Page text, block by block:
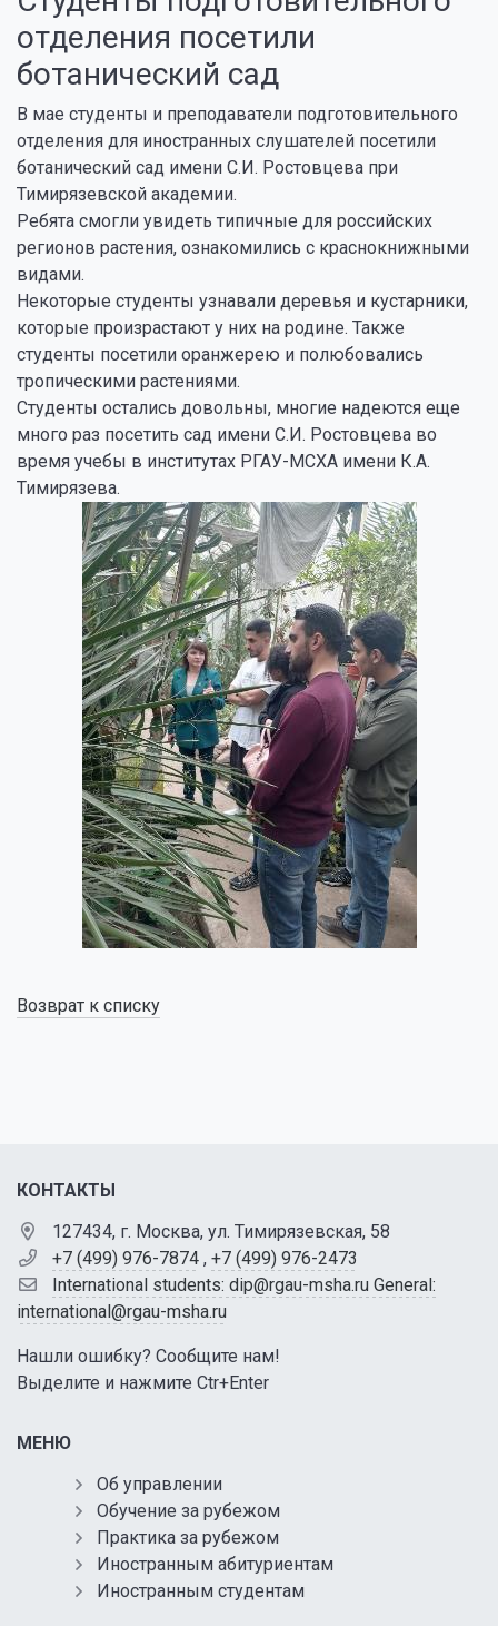
отделения посетили
ботанический сад
В мае студенты и преподаватели подготовительного
отделения для иностранных слушателей посетили
ботанический сад имени С.И. Ростовцева при
Тимирязевской академии.
Ребята смогли увидеть типичные для российских
регионов растения, ознакомились с краснокнижными
видами.
Некоторые студенты узнавали деревья и кустарники,
которые произрастают у них на родине. Также
студенты посетили оранжерею и полюбовались
тропическими растениями.
Студенты остались довольны, многие надеются еще
много раз посетить сад имени С.И. Ростовцева во
время учебы в институтах РГАУ-МСХА имени К.А.
Тимирязева.
Возврат к списку
КОНТАКТЫ
127434, г. Москва, ул. Тимирязевская, 58
+7 (499) 976-7874 , +7 (499) 976-2473
International students: dip@rgau-msha.ru General:
international@rgau-msha.ru
Нашли ошибку? Сообщите нам!
Выделите и нажмите Ctr+Enter
МЕНЮ
Об управлении
Обучение за рубежом
Практика за рубежом
Иностранным абитуриентам
Иностранным студентам